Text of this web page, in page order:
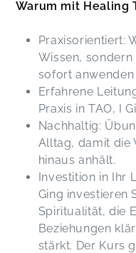
Warum mit Healing
Praxisorientiert:
Wissen, sondern
sofort anwenden
Erfahrene
Praxis in TAO, I
Nachhaltig:
Alltag, damit die
hinaus anhält.
Investition in Ihr
Ging investieren
Spiritualität, die
Beziehungen
stärkt. Der Kurs